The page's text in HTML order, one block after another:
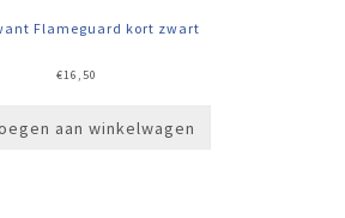
Flameguard kort zwart
€16,50
aan winkelwagen